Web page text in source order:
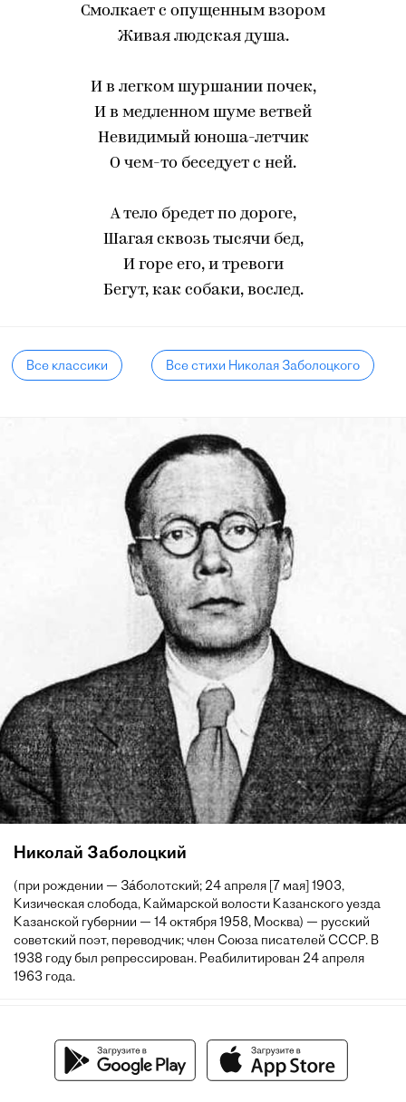
Смолкает с опущенным взором
Живая людская душа.
И в легком шуршании почек,
И в медленном шуме ветвей
Невидимый юноша-летчик
О чем-то беседует с ней.
А тело бредет по дороге,
Шагая сквозь тысячи бед,
И горе его, и тревоги
Бегут, как собаки, вослед.
Все классики Все стихи Николая Заболоцкого
Николай Заболоцкий
(при рождении — За́болотский; 24 апреля [7 мая] 1903,
Кизическая слобода, Каймарской волости Казанского уезда
Казанской губернии — 14 октября 1958, Москва) — русский
советский поэт, переводчик; член Союза писателей СССР. В
1938 году был репрессирован. Реабилитирован 24 апреля
1963 года.